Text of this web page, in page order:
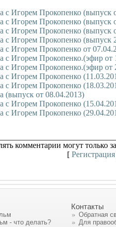
с Игорем Прокопенко (выпуск
с Игорем Прокопенко (выпуск
с Игорем Прокопенко (выпуск
с Игорем Прокопенко (выпуск
с Игорем Прокопенко от
с Игорем Прокопенко.(эфир от
с Игорем Прокопенко.(эфир от
с Игорем Прокопенко
с Игорем Прокопенко
(выпуск от 08.04.2013)
с Игорем Прокопенко
с Игорем Прокопенко
комментарии могут только
[ Регистрация
- что делать?
Контакты
Обратная
Для